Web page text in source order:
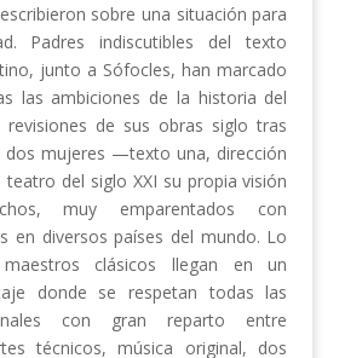
sobre una situación para
Padres indiscutibles del texto
junto a Sófocles, han marcado
las ambiciones de la historia del
revisiones de sus obras siglo tras
dos mujeres —texto una, dirección
del siglo XXI su propia visión
muy emparentados con
en diversos países del mundo. Lo
clásicos llegan en un
donde se respetan todas las
con gran reparto entre
técnicos, música original, dos